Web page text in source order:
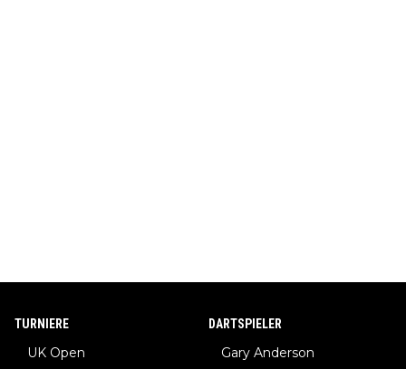
TURNIERE
UK Open
DARTSPIELER
Gary Anderson